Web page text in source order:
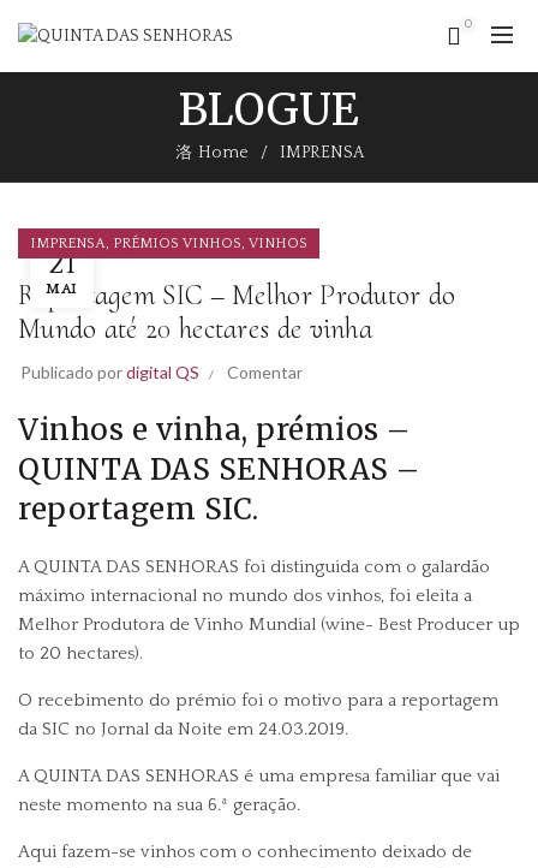
0
BLOGUE
Home IMPRENSA
21
MAI
IMPRENSA, PRÉMIOS VINHOS, VINHOS
Reportagem SIC – Melhor Produtor do
Mundo até 20 hectares de vinha
Publicado pordigital QS Comentar
Vinhos e vinha, prémios –
QUINTA DAS SENHORAS –
reportagem SIC.
A QUINTA DAS SENHORAS foi distinguida com o galardão
máximo internacional no mundo dos vinhos, foi eleita a
Melhor Produtora de Vinho Mundial (wine- Best Producer up
to 20 hectares).
O recebimento do prémio foi o motivo para a reportagem
da SIC no Jornal da Noite em 24.03.2019.
A QUINTA DAS SENHORAS é uma empresa familiar que vai
neste momento na sua 6.ª geração.
Aqui fazem-se vinhos com o conhecimento deixado de